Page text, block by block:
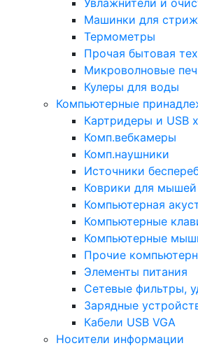
Увлажнители и
Машинки для
Термометры
Прочая бытовая
Микроволновые
Кулеры для воды
Компьютерные
Картридеры и USB
Комп.вебкамеры
Комп.наушники
Источники
Коврики для мышей
Компьютерная
Компьютерные
Компьютерные
Прочие
Элементы питания
Сетевые фильтры,
Зарядные
Кабели USB VGA
Носители информации